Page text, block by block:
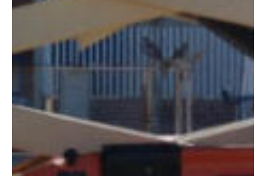
Capacidad:
Ver ficha técnica
¿Tienes dudas a la hora de elegir la máquina que
necesitas?
Compara esta y otras máquinas desde el siguiente botón o ponte
en contacto con nosotros para un asesoramiento más personal.